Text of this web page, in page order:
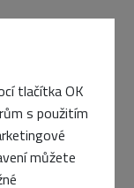
tlačítka OK
s použitím
můžete